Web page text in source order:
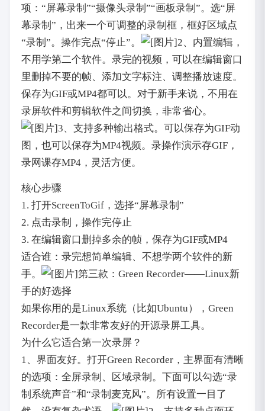
项：“屏幕录制”“摄像头录制”“画板录制”。选“屏
幕录制”，出来一个可调整的录制框，框好区域点
“录制”。操作完点“停止”。
2、内置编辑，
不用学第二个软件。录完的视频，可以在编辑窗口
里删掉不要的帧、添加文字标注、调整播放速度。
保存为GIF或MP4都可以。对于新手来说，不用在
录屏软件和剪辑软件之间切换，非常省心。
3、支持多种输出格式。可以保存为GIF动
图，也可以保存为MP4视频。录操作演示存GIF，
录网课存MP4，灵活方便。
核心步骤
1. 打开ScreenToGif，选择“屏幕录制”
2. 点击录制，操作完停止
3. 在编辑窗口删掉多余的帧，保存为GIF或MP4
适合谁：录完想简单编辑、不想学两个软件的新
手。
第三款：Green Recorder——Linux新
手的好选择
如果你用的是Linux系统（比如Ubuntu），Green
Recorder是一款非常友好的开源录屏工具。
为什么它适合第一次录屏？
1、界面友好。打开Green Recorder，主界面有清晰
的选项：全屏录制、区域录制。下面可以勾选“录
制系统声音”和“录制麦克风”。所有设置一目了